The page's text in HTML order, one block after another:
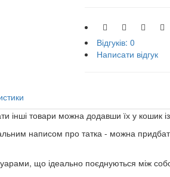
Відгуків: 0
Написати відгук
інші товари можна додавши їх у кошик
написом про татка - можна
що ідеально поєднуються між